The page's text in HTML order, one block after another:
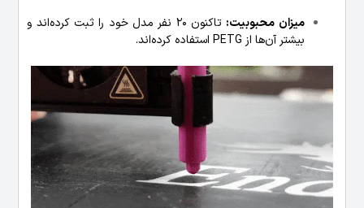
میزان محبوبیت:
تاکنون 20 نفر مدل خود را ثبت کرده‌اند و
بیشتر آن‌ها از PETG استفاده کرده‌اند.